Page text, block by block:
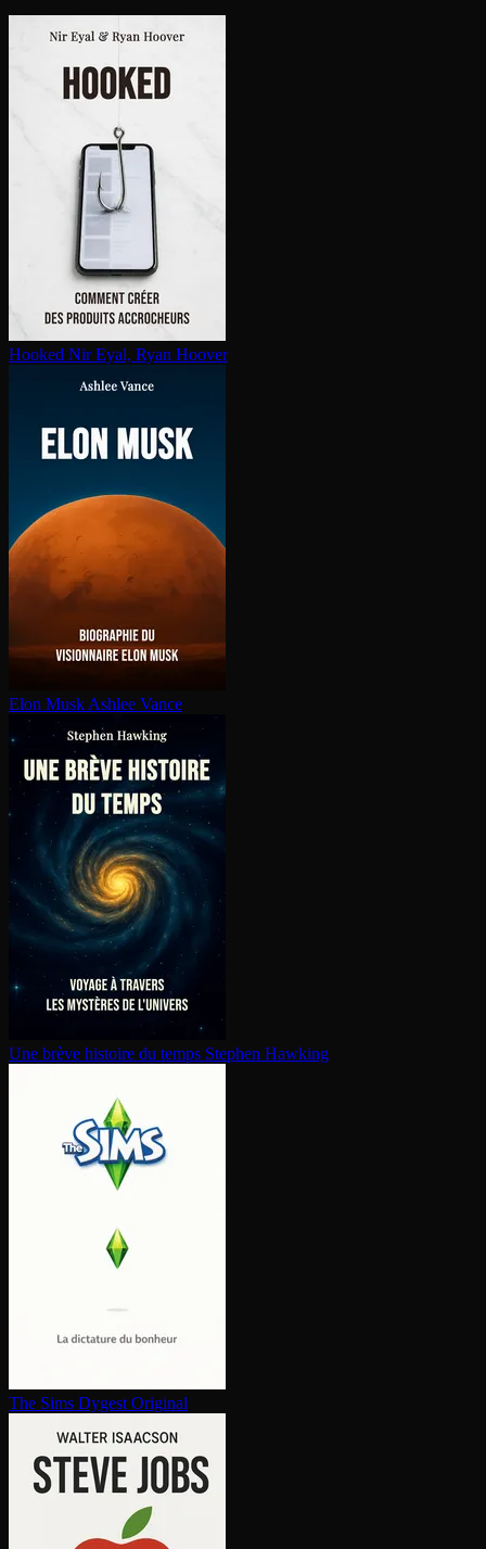
Hooked Nir Eyal, Ryan Hoover
Elon Musk Ashlee Vance
Une brève histoire du temps Stephen Hawking
The Sims Dygest Original